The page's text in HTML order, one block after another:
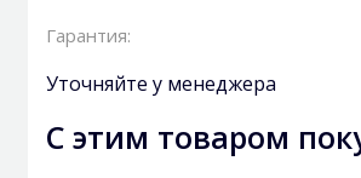
Гарантия:
Уточняйте у менеджера
С этим товаром